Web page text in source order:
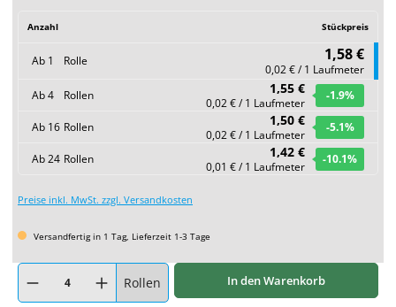
Anzahl Stückpreis
Ab 1 Rolle 1,58 €
0,02 € / 1 Laufmeter
Ab4 Rollen 1,55 €
0,02 € / 1 Laufmeter
-1.9%
Ab 16 Rollen 1,50 €
0,02 € / 1 Laufmeter
-5.1%
Ab24 Rollen 1,42 €
0,01 € / 1 Laufmeter
-10.1%
Preise inkl. MwSt. zzgl. Versandkosten
Versandfertig in 1 Tag, Lieferzeit 1-3 Tage
Produkt Anzahl: Gib den gewünschten Wert ein oder benutze die Schaltflächen
Rollen In den Warenkorb